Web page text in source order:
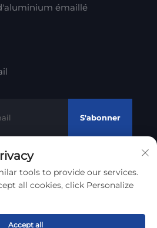
émaillé
S'abonner
Litong Cable Technology Co.,
de confidentialité
tools to provide our services.
all cookies, click Personalize
Accept all